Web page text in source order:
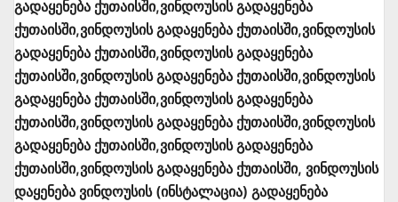
გადაყენება ქუთაისში,ვინდოუსის გადაყენება
ქუთაისში,ვინდოუსის გადაყენება ქუთაისში,ვინდოუსის
გადაყენება ქუთაისში,ვინდოუსის გადაყენება
ქუთაისში,ვინდოუსის გადაყენება ქუთაისში,ვინდოუსის
გადაყენება ქუთაისში,ვინდოუსის გადაყენება
ქუთაისში,ვინდოუსის გადაყენება ქუთაისში,ვინდოუსის
გადაყენება ქუთაისში,ვინდოუსის გადაყენება
ქუთაისში,ვინდოუსის გადაყენება ქუთაისში, ვინდოუსის
დაყენება ვინდოუსის (ინსტალაცია) გადაყენება